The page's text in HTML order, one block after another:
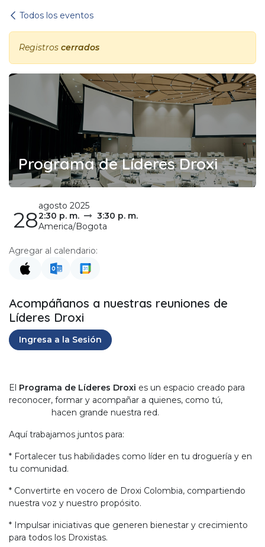
Todos los eventos
Registros cerrados
Programa de Líderes Droxi
28
agosto 2025
2:30 p. m.
3:30 p. m.
America/Bogota
Agregar al calendario:
Acompáñanos a nuestras reuniones de
Líderes Droxi
Ingresa a la Sesión
El Programa de Líderes Droxi es un espacio creado para
reconocer, formar y acompañar a quienes, como tú,
hacen grande nuestra red.
Aquí trabajamos juntos para:
* Fortalecer tus habilidades como líder en tu droguería y en
tu comunidad.
* Convertirte en vocero de Droxi Colombia, compartiendo
nuestra voz y nuestro propósito.
* Impulsar iniciativas que generen bienestar y crecimiento
para todos los Droxistas.